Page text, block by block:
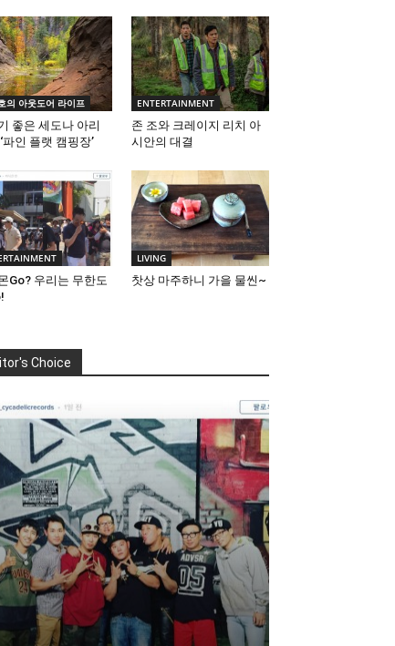
의 아웃도어 라이프
좋은 세도나 아리
파인 플랫 캠핑장’
ENTERTAINMENT
존 조와 크레이지 리치 아
시안의 대결
Go? 우리는 무한도
LIVING
찻상 마주하니 가을 물씬~
Choice